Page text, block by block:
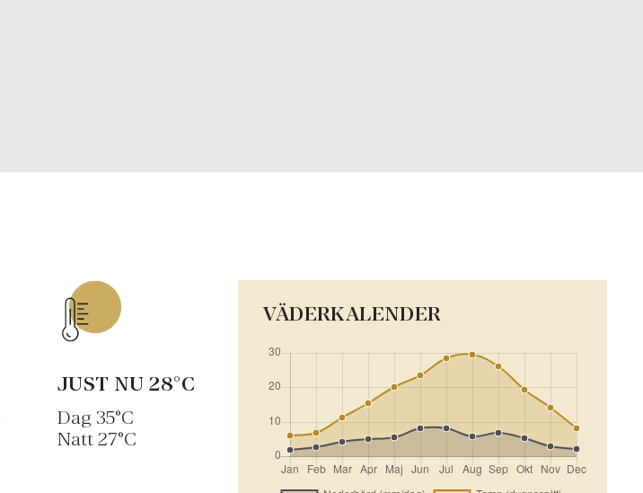
JUST NU28°C
Dag 35°C
Natt 27°C
VÄDERKALENDER